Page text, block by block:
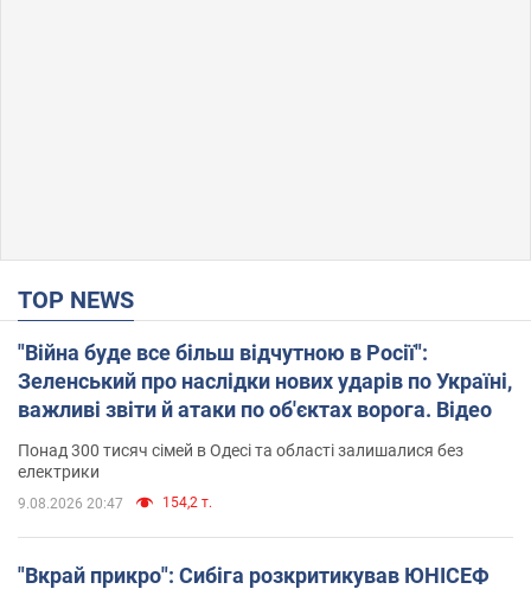
TOP NEWS
"Війна буде все більш відчутною в Росії":
Зеленський про наслідки нових ударів по Україні,
важливі звіти й атаки по об'єктах ворога. Відео
Понад 300 тисяч сімей в Одесі та області залишалися без
електрики
9.08.2026 20:47 154,2 т.
"Вкрай прикро": Сибіга розкритикував ЮНІСЕФ